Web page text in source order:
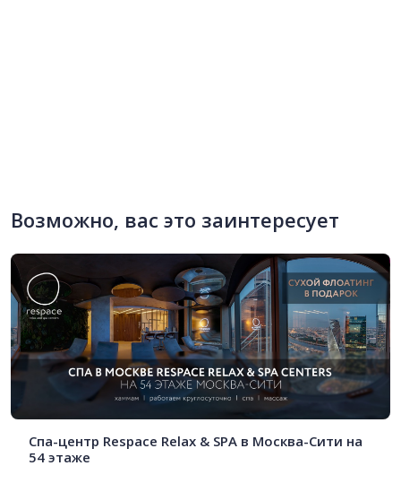
Возможно, вас это заинтересует
Спа-центр Respace Relax & SPA в Москва-Сити на
54 этаже